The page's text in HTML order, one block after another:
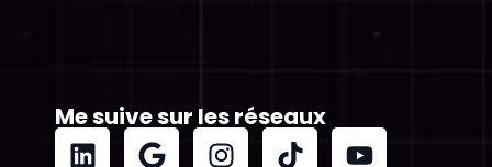
Me suive sur les réseaux